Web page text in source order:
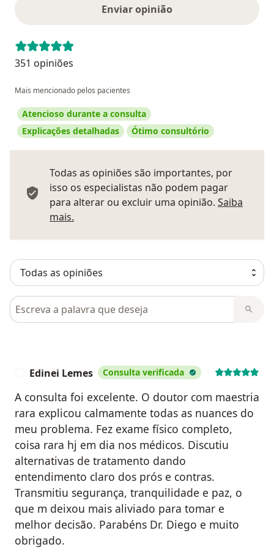
Enviar opinião
351 opiniões
Mais mencionado pelos pacientes
Atencioso durante a consulta
Explicações detalhadas
Ótimo consultório
Todas as opiniões são importantes, por
isso os especialistas não podem pagar
para alterar ou excluir uma opinião. Saiba
mais.
Pesquisar em opiniões
Edinei Lemes Consulta verificada
A consulta foi excelente. O doutor com maestria
rara explicou calmamente todas as nuances do
meu problema. Fez exame físico completo,
coisa rara hj em dia nos médicos. Discutiu
alternativas de tratamento dando
entendimento claro dos prós e contras.
Transmitiu segurança, tranquilidade e paz, o
que m deixou mais aliviado para tomar e
melhor decisão. Parabéns Dr. Diego e muito
obrigado.